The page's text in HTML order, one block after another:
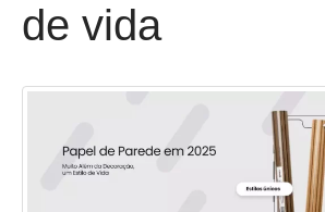
de vida